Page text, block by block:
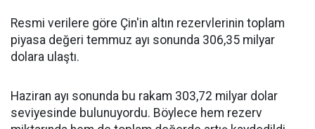
Resmi verilere göre Çin'in altın rezervlerinin toplam
piyasa değeri temmuz ayı sonunda 306,35 milyar
dolara ulaştı.
Haziran ayı sonunda bu rakam 303,72 milyar dolar
seviyesinde bulunuyordu. Böylece hem rezerv